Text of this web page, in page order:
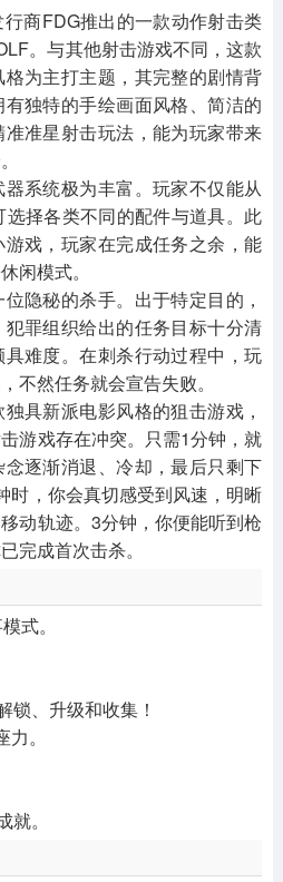
款应用
1056款应用
商FDG推出的一款动作射击类
。与其他射击游戏不同，这款
为主打主题，其完整的剧情背
独特的手绘画面风格、简洁的
准星射击玩法，能为玩家带来
系统极为丰富。玩家不仅能从
择各类不同的配件与道具。此
戏，玩家在完成任务之余，能
闲模式。
隐秘的杀手。出于特定目的，
罪组织给出的任务目标十分清
难度。在刺杀行动过程中，玩
不然任务就会宣告失败。
具新派电影风格的狙击游戏，
游戏存在冲突。只需1分钟，就
逐渐消退、冷却，最后只剩下
时，你会真切感受到风速，明晰
动轨迹。3分钟，你便能听到枪
成首次击杀。
式。
锁、升级和收集！
。
。